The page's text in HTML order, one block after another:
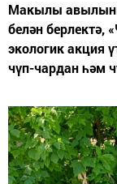
Макылы
белән берлектә,
экологик акция
чүп-чардан һәм